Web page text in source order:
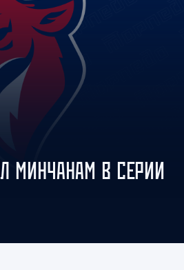
МИНЧАНАМ В СЕРИИ